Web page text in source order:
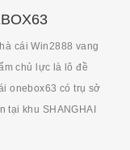
cái Win2888 vang
chủ lực là lô đề
onebox63 có trụ sở
tại khu SHANGHAI